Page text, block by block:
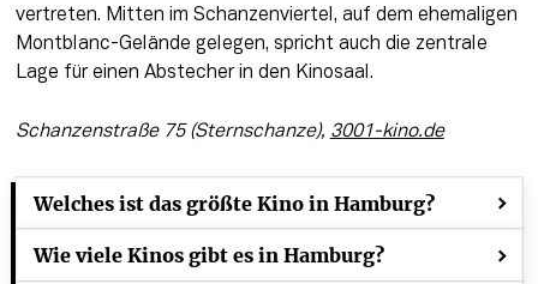
vertreten. Mitten im Schanzenviertel, auf dem ehemaligen
Montblanc-Gelände gelegen, spricht auch die zentrale
Lage für einen Abstecher in den Kinosaal.
Schanzenstraße 75 (Sternschanze), 3001-kino.de
Welches ist das größte Kino in Hamburg?
Wie viele Kinos gibt es in Hamburg?